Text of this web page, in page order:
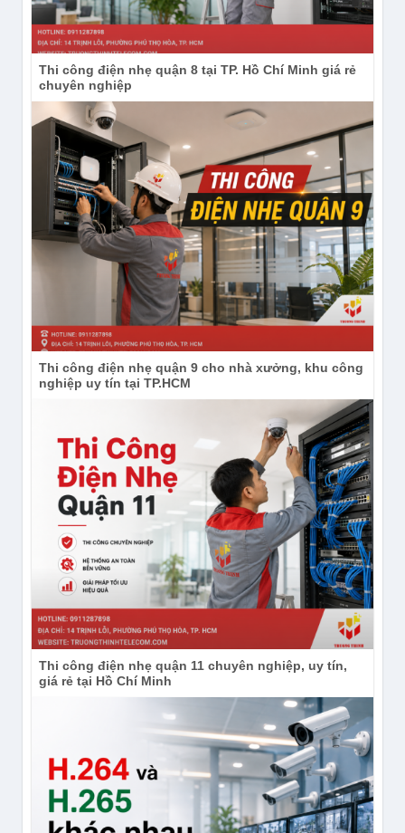
Thi công điện nhẹ quận 8 tại TP. Hồ Chí Minh giá rẻ
chuyên nghiệp
Thi công điện nhẹ quận 9 cho nhà xưởng, khu công
nghiệp uy tín tại TP.HCM
Thi công điện nhẹ quận 11 chuyên nghiệp, uy tín,
giá rẻ tại Hồ Chí Minh